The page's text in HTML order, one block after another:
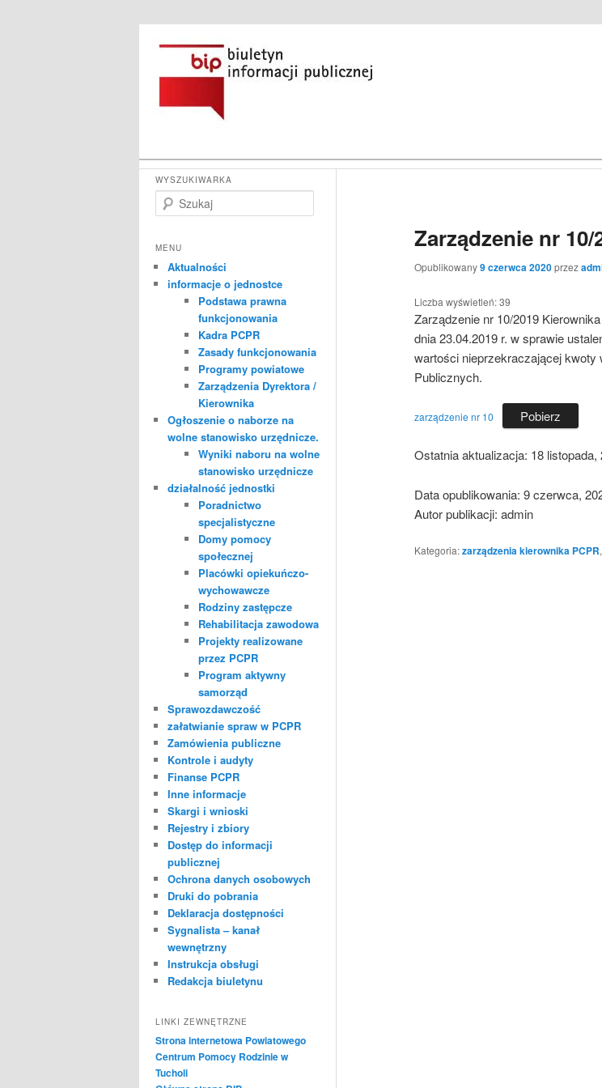
Biuletyn Informacji Publicznej
Powiatowe Centrum Pomocy Rodzinie w Tucholi
Główne
menu
Zarządzenie nr 10/
Opublikowany9 czerwca 2020przez
Liczba wyświetleń:39
Zarządzenie nr 10/2019
dnia 23.04.2019 r. w sprawie
wartości nieprzekraczającej
Publicznych.
zarządzenie nr 10 Pobierz
Ostatnia aktualizacja: 18 listopada,
Data opublikowania: 9 czerwca,
Autor publikacji: admin
Kategoria:zarządzenia kierownika PCPR,
WYSZUKIWARKA
z
k
MENU
Aktualności
informacje o jednostce
Podstawa prawna
funkcjonowania
Kadra PCPR
Zasady funkcjonowania
Programy powiatowe
Zarządzenia Dyrektora /
Kierownika
Ogłoszenie o naborze na
wolne stanowisko urzędnicze.
Wyniki naboru na wolne
stanowisko urzędnicze
działalność jednostki
Poradnictwo
specjalistyczne
Domy pomocy
społecznej
Placówki opiekuńczo-
wychowawcze
Rodziny zastępcze
Rehabilitacja zawodowa
Projekty realizowane
przez PCPR
Program aktywny
samorząd
Sprawozdawczość
załatwianie spraw w PCPR
Zamówienia publiczne
Kontrole i audyty
Finanse PCPR
Inne informacje
Skargi i wnioski
Rejestry i zbiory
Dostęp do informacji
publicznej
Ochrona danych osobowych
Druki do pobrania
Deklaracja dostępności
Sygnalista – kanał
wewnętrzny
Instrukcja obsługi
Redakcja biuletynu
LINKI ZEWNĘTRZNE
Strona internetowa Powiatowego
Centrum Pomocy Rodzinie w
Tucholi